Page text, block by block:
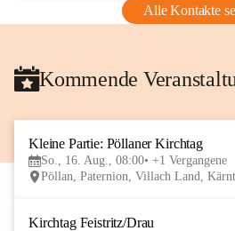
Alle Kontakte
Kommende
Kleine Partie: Pöllaner Kirchtag
So., 16. Aug., 08:00 +1 Vergangene
Pöllan, Paternion, Villach Land,
Kirchtag Feistritz/Drau